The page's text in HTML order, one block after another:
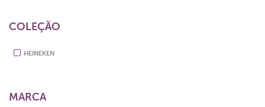
COLEÇÃO
HEINEKEN
MARCA